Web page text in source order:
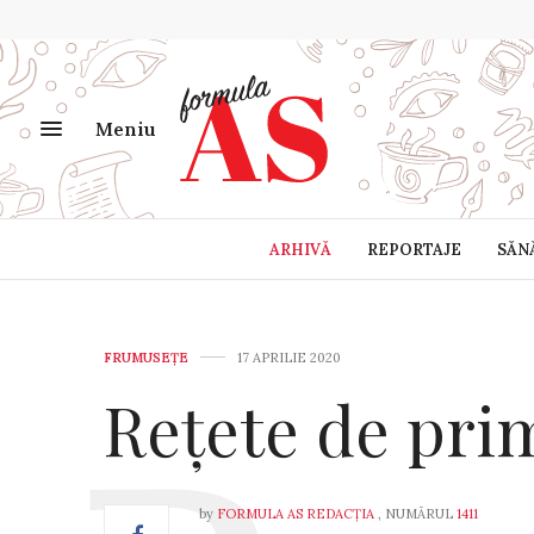
Meniu
ARHIVĂ REPORTAJE
FRUMUSEȚE 17 APRILIE 2020
Rețete de
by FORMULA AS REDACȚIA , NUMĂRUL 1411